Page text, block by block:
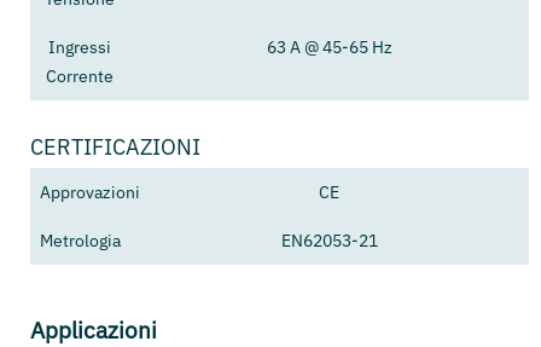
Ingressi
Corrente
63 A @ 45-65 Hz
CERTIFICAZIONI
Approvazioni CE
Metrologia EN62053-21
Applicazioni